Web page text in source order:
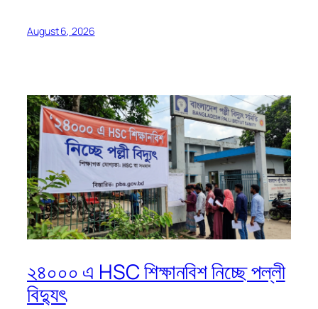
August 6, 2026
২৪০০০ এ HSC শিক্ষানবিশ নিচ্ছে পল্লী
বিদ্যুৎ